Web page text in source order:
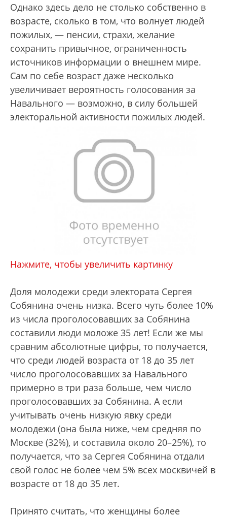
Однако здесь дело не столько собственно в
возрасте, сколько в том, что волнует людей
пожилых, — пенсии, страхи, желание
сохранить привычное, ограниченность
источников информации о внешнем мире.
Сам по себе возраст даже несколько
увеличивает вероятность голосования за
Навального — возможно, в силу большей
электоральной активности пожилых людей.
Нажмите, чтобы увеличить картинку
Доля молодежи среди электората Сергея
Собянина очень низка. Всего чуть более 10%
из числа проголосовавших за Собянина
составили люди моложе 35 лет! Если же мы
сравним абсолютные цифры, то получается,
что среди людей возраста от 18 до 35 лет
число проголосовавших за Навального
примерно в три раза больше, чем число
проголосовавших за Собянина. А если
учитывать очень низкую явку среди
молодежи (она была ниже, чем средняя по
Москве (32%), и составила около 20–25%), то
получается, что за Сергея Собянина отдали
свой голос не более чем 5% всех москвичей в
возрасте от 18 до 35 лет.
Принято считать, что женщины более